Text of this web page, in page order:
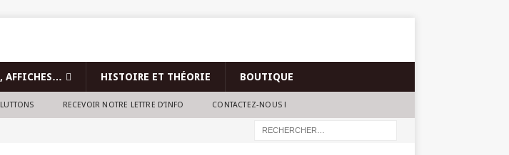
AFFICHES… HISTOIRE ET THÉORIE BOUTIQUE
RECEVOIR NOTRE LETTRE D’INFO CONTACTEZ-NOUS !